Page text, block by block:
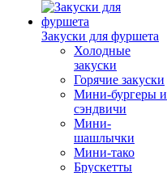
Закуски для фуршета
Холодные
закуски
Горячие закуски
Мини-бургеры и
сэндвичи
Мини-
шашлычки
Мини-тако
Брускетты